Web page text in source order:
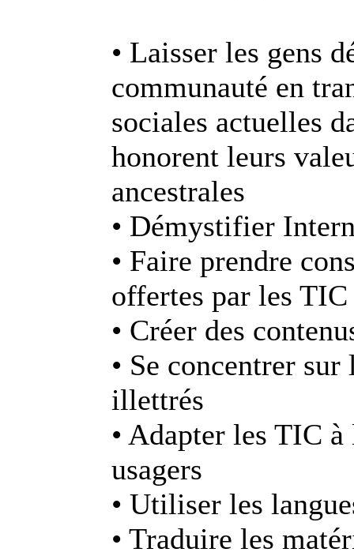
• Laisser les gens
communauté en
sociales actuelles
honorent leurs
ancestrales
• Démystifier
• Faire prendre
offertes par les TIC
• Créer des
• Se concentrer
illettrés
• Adapter les TIC
usagers
• Utiliser les
• Traduire les